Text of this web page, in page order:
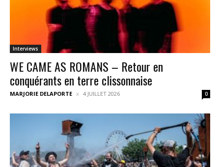
Interviews
WE CAME AS ROMANS – Retour en
conquérants en terre clissonnaise
MARJORIE DELAPORTE 4 JUILLET 2026 0